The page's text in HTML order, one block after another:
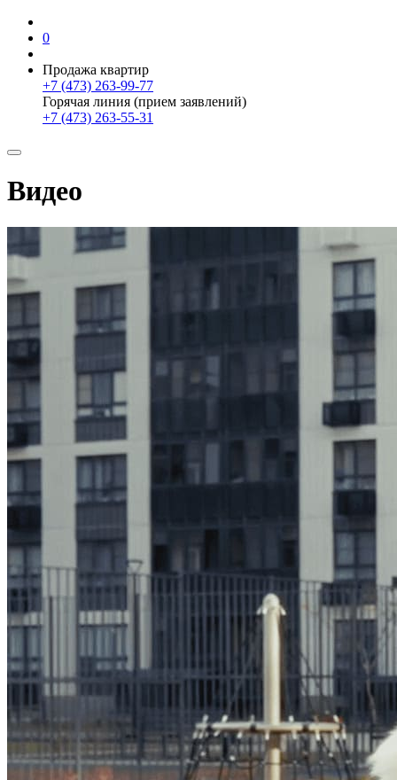
0
Продажа квартир
+7 (473) 263-99-77
Горячая линия (прием заявлений)
+7 (473) 263-55-31
Видео